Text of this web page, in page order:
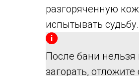
разгоряченную
испытывать судьбу.
После бани нельзя
загорать,